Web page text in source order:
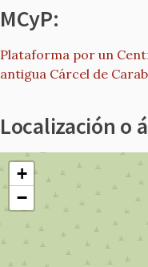
MCyP:
Plataforma por un
antigua Cárcel de
Localización o
+
−